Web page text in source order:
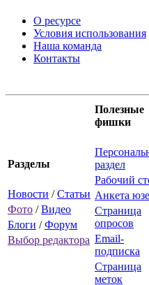
О ресурсе
Условия использования
Наша команда
Контакты
Разделы
Новости /Статьи
Фото /Видео
Блоги /Форум
Выбор редактора
Полезные
фишки
раздел
Рабочий
Анкета
Страница
опросов
Email-
подписка
Страница
меток